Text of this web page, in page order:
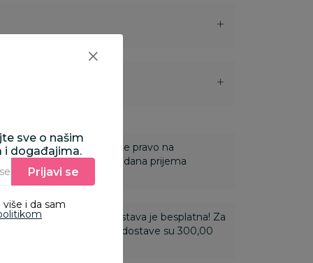
online porudžbine imate pravo na
u roku od 14 dana od dana prijema
3.500,00 rsd i više dostava je besplatna! Za
3.499,99 rsd troškovi dostave su 300,00
sve o našim
i događajima.
Unesite Vašu e‑mail adresu da biste se prijavili na newsletter.
Prijavi se
i da sam